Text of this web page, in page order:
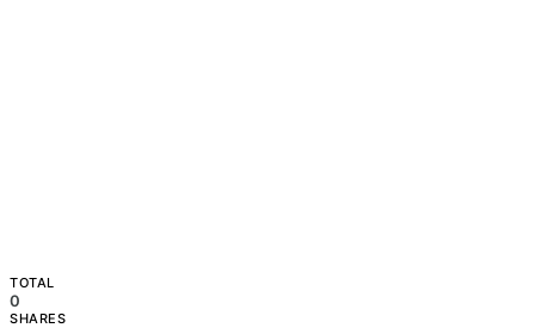
TOTAL
0
SHARES